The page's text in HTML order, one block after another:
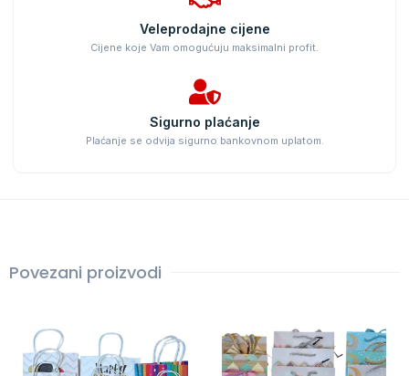
Veleprodajne cijene
Cijene koje Vam omogućuju maksimalni profit.
Sigurno plaćanje
Plaćanje se odvija sigurno bankovnom uplatom.
Povezani proizvodi